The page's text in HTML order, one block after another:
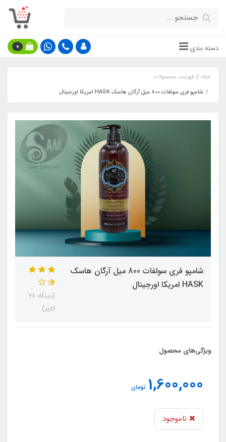
دسته بندی 0
خانه
فهرست محصولات
شامپو فری سولفات 800 میل آرگان هاسک HASK امریکا اورجینال
شامپو فری سولفات 800 میل آرگان هاسک
HASK امریکا اورجینال
(دیدگاه 68
کاربر)
ویژگی‌های محصول
1,600,000 تومان
ناموجود